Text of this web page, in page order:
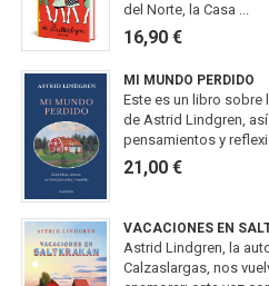
del Norte, la Casa ...
16,90 €
MI MUNDO PERDIDO
Este es un libro sobre
de Astrid Lindgren,
pensamientos y
21,00 €
VACACIONES EN
Astrid Lindgren, la
Calzaslargas, nos